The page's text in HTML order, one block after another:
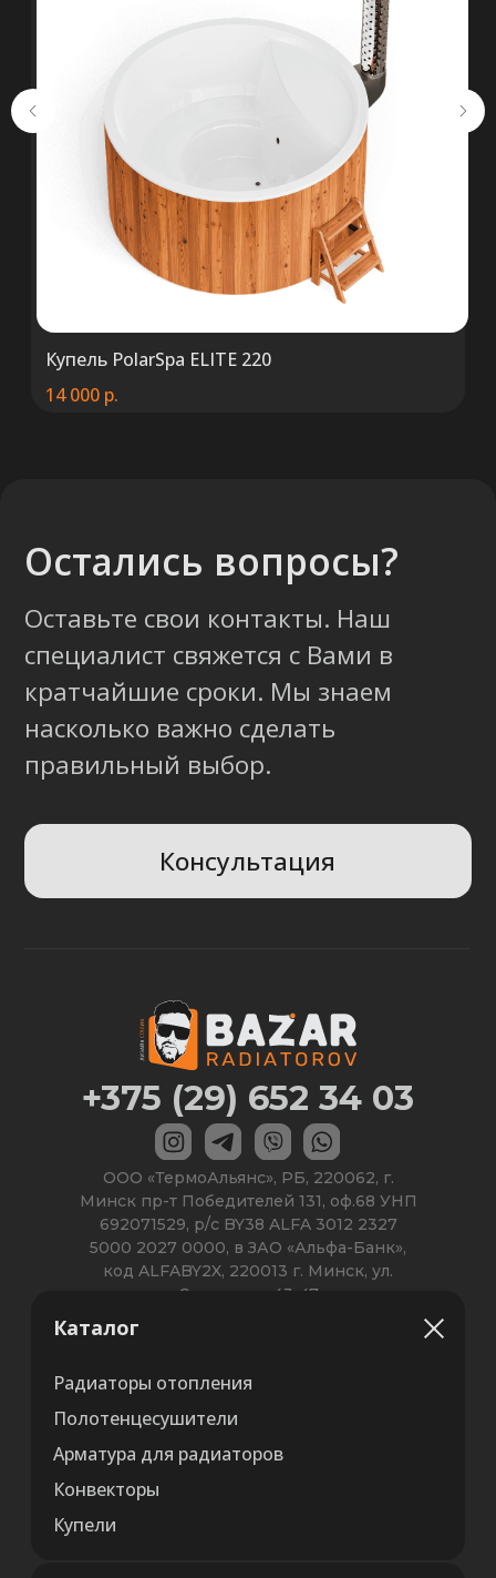
Купель PolarSpa ELITE 220
14 000 р.
Каталог
Радиаторы отопления
Полотенцесушители
Арматура для радиаторов
Конвекторы
Купели